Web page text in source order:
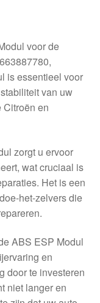
voor de
is essentieel voor
van uw
Citroën en
zorgt u ervoor
wat cruciaal is
Het is een
het-zelvers die
ABS ESP Modul
en
door te investeren
niet langer en